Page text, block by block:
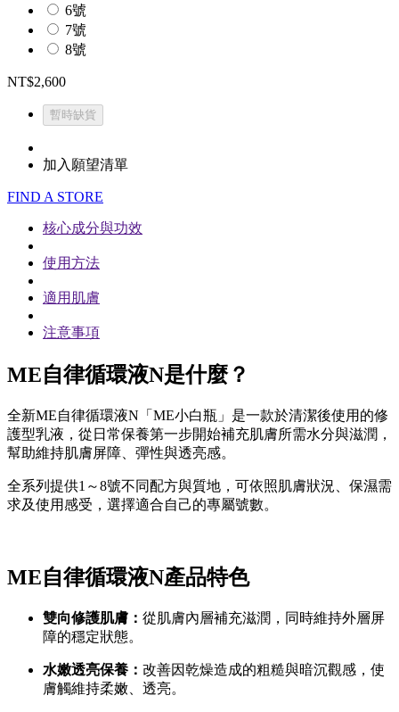
6號
7號
8號
NT$2,600
暫時缺貨
加入願望清單
FIND A STORE
核心成分與功效
使用方法
適用肌膚
注意事項
ME自律循環液N是什麼？
全新ME自律循環液N「ME小白瓶」是一款於清潔後使用的修
護型乳液，從日常保養第一步開始補充肌膚所需水分與滋潤，
幫助維持肌膚屏障、彈性與透亮感。
全系列提供1～8號不同配方與質地，可依照肌膚狀況、保濕需
求及使用感受，選擇適合自己的專屬號數。
ME自律循環液N產品特色
雙向修護肌膚： 從肌膚內層補充滋潤，同時維持外層屏
障的穩定狀態。
水嫩透亮保養： 改善因乾燥造成的粗糙與暗沉觀感，使
膚觸維持柔嫩、透亮。